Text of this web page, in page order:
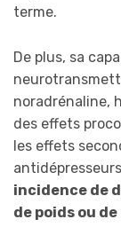
terme.
De plus, sa
noradrénaline,
des effets
les effets
incidence de
de poids ou